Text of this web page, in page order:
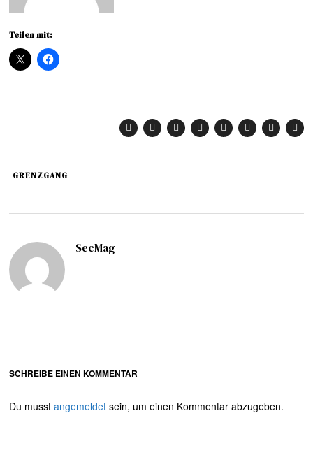
Teilen mit:
GRENZGANG
SecMag
SCHREIBE EINEN KOMMENTAR
Du musstangemeldet sein, um einen Kommentar abzugeben.